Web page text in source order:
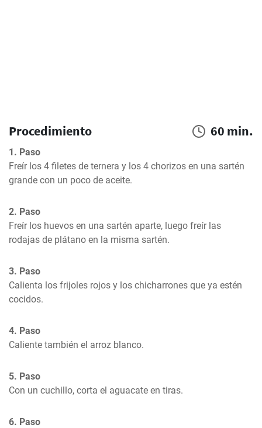
Procedimiento 60 min.
1. Paso
Freír los 4 filetes de ternera y los 4 chorizos en una sartén
grande con un poco de aceite.
2. Paso
Freír los huevos en una sartén aparte, luego freír las
rodajas de plátano en la misma sartén.
3. Paso
Calienta los frijoles rojos y los chicharrones que ya estén
cocidos.
4. Paso
Caliente también el arroz blanco.
5. Paso
Con un cuchillo, corta el aguacate en tiras.
6. Paso